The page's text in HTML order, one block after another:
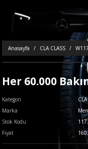
Anasayfa CLA CLASS W117
Her 60.000
Kategori
Marka
Stok Kodu
Fiyat